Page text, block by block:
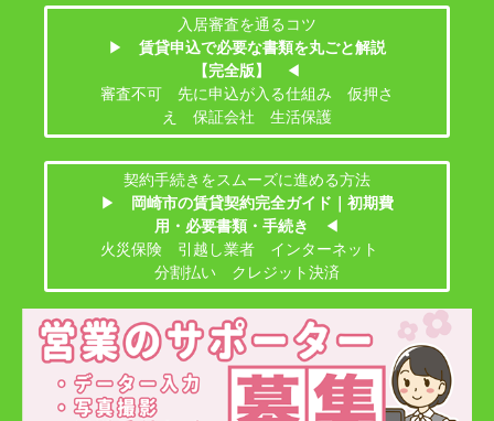
入居審査を通るコツ
▶
賃貸申込で必要な書類を丸ごと解説
【完全版】
◀
審査不可 先に申込が入る仕組み 仮押さ
え 保証会社 生活保護
契約手続きをスムーズに進める方法
▶
岡崎市の賃貸契約完全ガイド｜初期費
用・必要書類・手続き
◀
火災保険 引越し業者 インターネット
分割払い クレジット決済